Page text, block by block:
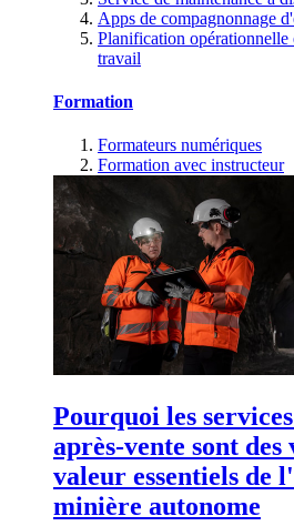
Apps de compagnonnage
Planification opérationnelle
travail
Formation
Formateurs numériques
Formation avec instructeur
Pourquoi les
après-vente sont des
valeur essentiels de
minière autonome